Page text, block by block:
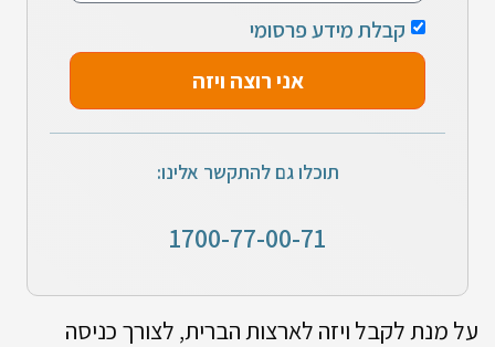
קבלת מידע פרסומי
אני רוצה ויזה
תוכלו גם להתקשר אלינו:
1700-77-00-71
על מנת לקבל ויזה לארצות הברית, לצורך כניסה